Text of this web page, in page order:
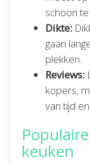
schoon
Dikte:
gaan
plekken.
Reviews:
kopers,
van tijd
keuken